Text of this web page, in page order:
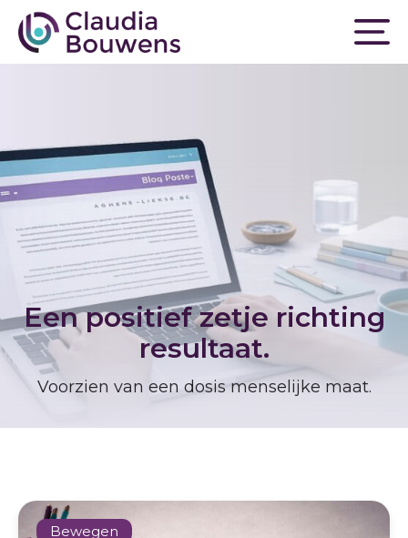
Een positief zetje richting
resultaat.
Voorzien van een dosis menselijke maat.
Bewegen